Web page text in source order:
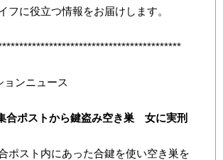
フに役立つ情報をお届けします。
ョンニュース
合ポストから鍵盗み空き巣 女に実刑
ポスト内にあった合鍵を使い空き巣を